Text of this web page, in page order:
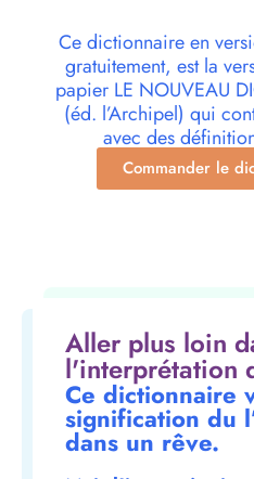
Ce dictionnaire en
gratuitement, est la
papier LE NOUVEAU
(éd. l’Archipel) qui
avec des
Commander le
Aller plus loin
l'interprétation
Ce dictionnaire
signification du
dans un rêve.